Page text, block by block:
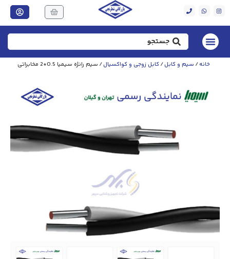
خانه/ سیم و کابل/کابل زوجی و کواکسیال/ سیم رانژه سیمیا 0.5*2 مخابراتی